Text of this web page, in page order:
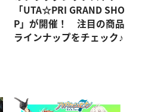
「UTA☆PRI GRAND SHO
P」が開催！ 注目の商品
ラインナップをチェック♪